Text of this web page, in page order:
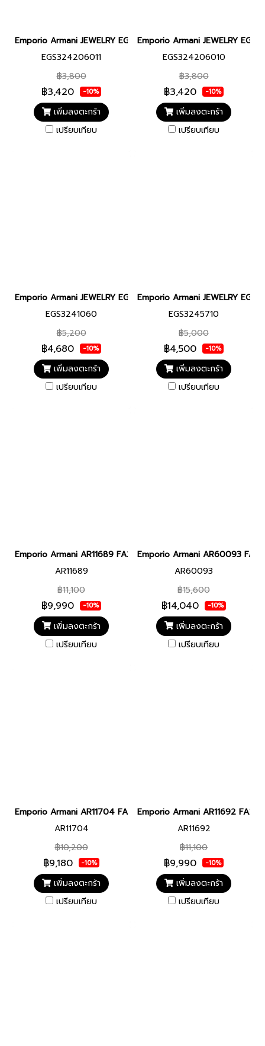
Emporio Armani JEWELRY EGS324206011 RING MALE CZ11 แหว
EGS324206011
฿3,800
฿3,420 -10%
เพิ่มลงตะกร้า
เปรียบเทียบ
Emporio Armani JEWELRY
EGS324206010
฿3,800
฿3,420 -10%
เพิ่มลงตะกร้า
เปรียบเทียบ
Emporio Armani JEWELRY EGS3241060 CUFF LINKS MEN กระดุ
EGS3241060
฿5,200
฿4,680 -10%
เพิ่มลงตะกร้า
เปรียบเทียบ
Emporio Armani JEWELRY
EGS3245710
฿5,000
฿4,500 -10%
เพิ่มลงตะกร้า
เปรียบเทียบ
Emporio Armani AR11689 FA25 WATCH MEN 40MM
AR11689
฿11,100
฿9,990 -10%
เพิ่มลงตะกร้า
เปรียบเทียบ
Emporio Armani AR60093
AR60093
฿15,600
฿14,040 -10%
เพิ่มลงตะกร้า
เปรียบเทียบ
Emporio Armani AR11704 FA25 WATCH WOMEN 26MM
AR11704
฿10,200
฿9,180 -10%
เพิ่มลงตะกร้า
เปรียบเทียบ
Emporio Armani AR11692
AR11692
฿11,100
฿9,990 -10%
เพิ่มลงตะกร้า
เปรียบเทียบ